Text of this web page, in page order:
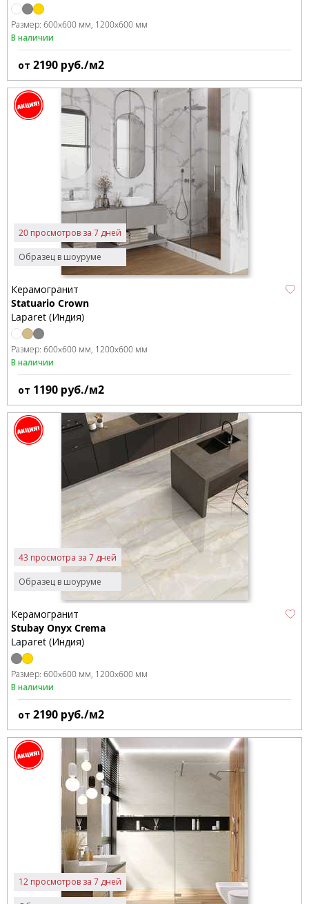
Размер: 600x600 мм 1200x600 мм
В наличии
от 2190 руб./м2
Образец в шоуруме
20 просмотров за 7 дней
Керамогранит
Statuario Crown
Laparet (Индия)
Размер: 600x600 мм 1200x600 мм
В наличии
от 1190 руб./м2
Образец в шоуруме
43 просмотра за 7 дней
Керамогранит
Stubay Onyx Crema
Laparet (Индия)
Размер: 600x600 мм 1200x600 мм
В наличии
от 2190 руб./м2
12 просмотров за 7 дней